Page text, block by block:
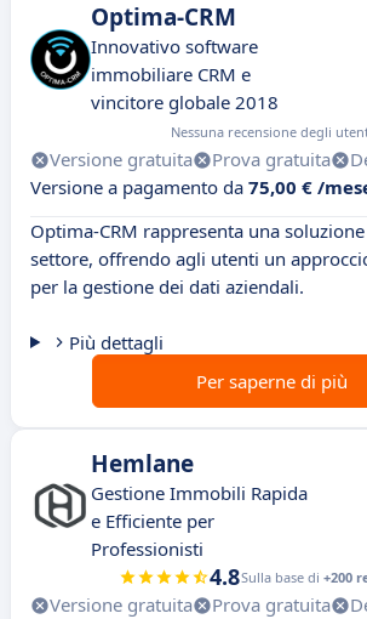
Optima-CRM
Innovativo software
immobiliare CRM e
vincitore globale 2018
Nessuna recensione degli
Versione gratuita Prova gratuita
Versione a pagamento da 75,00 € /
Optima-CRM rappresenta una
settore, offrendo agli utenti un
per la gestione dei dati aziendali.
Più dettagli
Per saperne di più
Hemlane
Gestione Immobili Rapida
e Efficiente per
Professionisti
4.8Sulla base di +200
Versione gratuita Prova gratuita